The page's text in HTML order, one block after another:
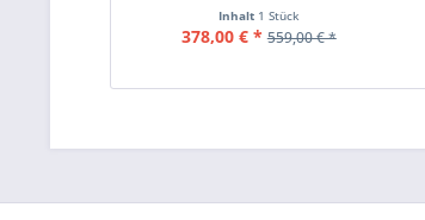
Inhalt 1 Stück
378,00 € * 559,00 € *